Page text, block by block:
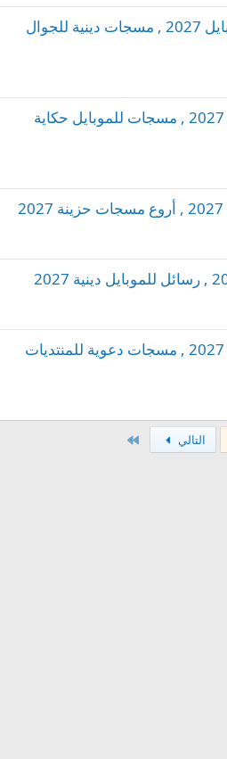
خواطر اسلامية للموبايل 2027 , مسجات دينية للجوال
رسائل للجوال رقيقة 2027 , مسجات للموبايل حكاية
بوستات أدعية جميلة 2027 , مسجات دعوية للمنتديات
التالي